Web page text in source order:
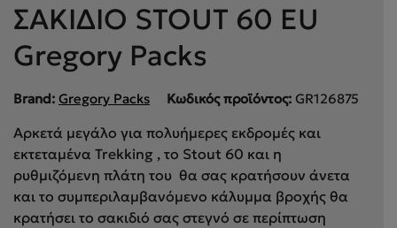
ΣΑΚΙΔΙΟ STOUT 60 EU
Gregory Packs
Brand: Gregory Packs Κωδικός προϊόντος: GR126875
Αρκετά μεγάλο για πολυήμερες εκδρομές και
εκτεταμένα Trekking , το Stout 60 και η
ρυθμιζόμενη πλάτη του θα σας κρατήσουν άνετα
και το συμπεριλαμβανόμενο κάλυμμα βροχής θα
κρατήσει το σακιδιό σας στεγνό σε περίπτωση